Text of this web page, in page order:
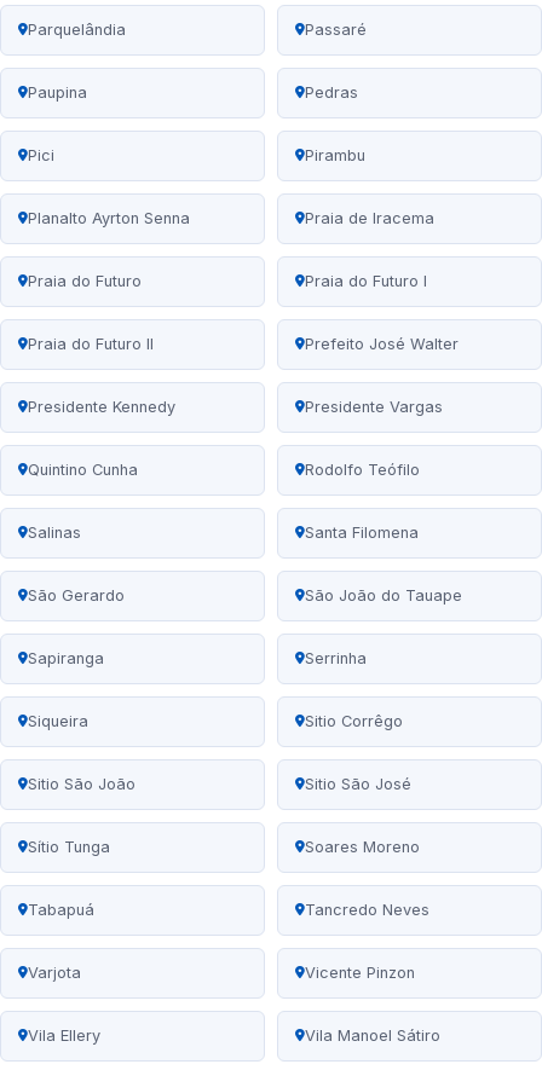
Parquelândia Passaré
Paupina Pedras
Pici Pirambu
Planalto Ayrton Senna Praia de Iracema
Praia do Futuro Praia do Futuro I
Praia do Futuro II Prefeito José Walter
Presidente Kennedy Presidente Vargas
Quintino Cunha Rodolfo Teófilo
Salinas Santa Filomena
São Gerardo São João do Tauape
Sapiranga Serrinha
Siqueira Sitio Corrêgo
Sitio São João Sitio São José
Sítio Tunga Soares Moreno
Tabapuá Tancredo Neves
Varjota Vicente Pinzon
Vila Ellery Vila Manoel Sátiro